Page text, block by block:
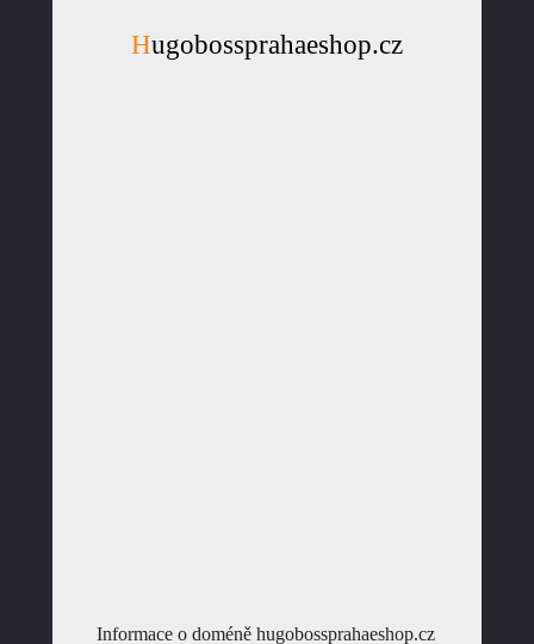
Hugobossprahaeshop.cz
Informace o doméně hugobossprahaeshop.cz